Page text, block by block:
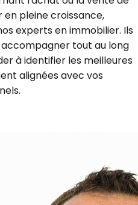
pleine croissance,
experts en immobilier. Ils
tout au long
à identifier les meilleures
alignées avec vos